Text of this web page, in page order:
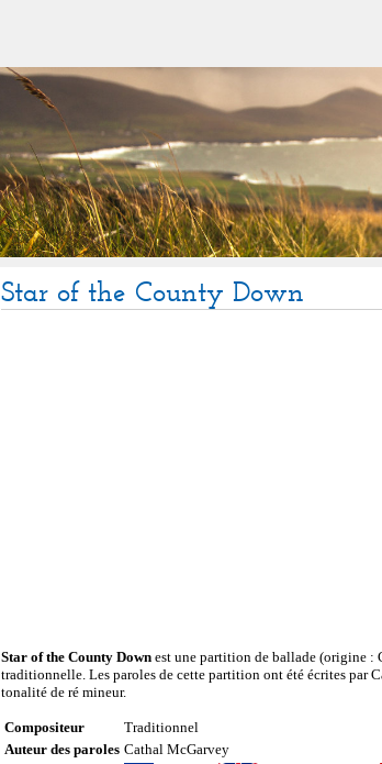
Star of the County Down
Star of the County Down est une partition de ballade (origine :
traditionnelle. Les paroles de cette partition ont été écrites par
tonalité de ré mineur.
Compositeur
Traditionnel
Auteur des paroles Cathal McGarvey